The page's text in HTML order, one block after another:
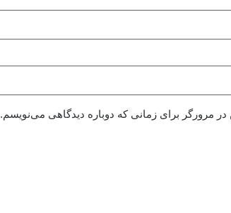
در مرورگر برای زمانی که دوباره دیدگاهی می‌نویسم.